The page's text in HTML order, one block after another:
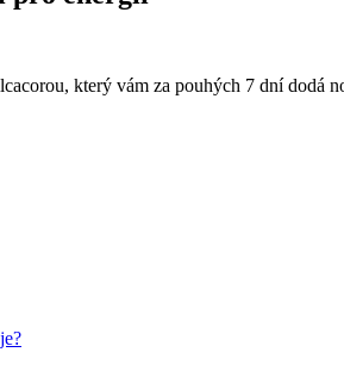
který vám za pouhých 7 dní dodá